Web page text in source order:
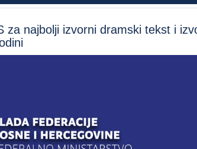
za najbolji izvorni dramski tekst i